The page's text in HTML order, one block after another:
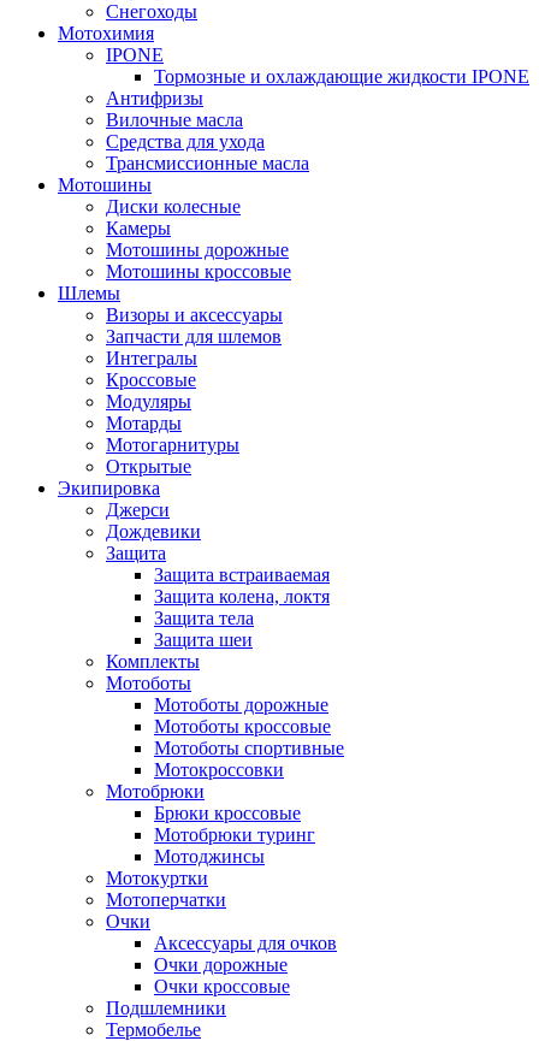
Снегоходы
Мотохимия
IPONE
Тормозные и охлаждающие жидкости IPONE
Антифризы
Вилочные масла
Средства для ухода
Трансмиссионные масла
Мотошины
Диски колесные
Камеры
Мотошины дорожные
Мотошины кроссовые
Шлемы
Визоры и аксессуары
Запчасти для шлемов
Интегралы
Кроссовые
Модуляры
Мотарды
Мотогарнитуры
Открытые
Экипировка
Джерси
Дождевики
Защита
Защита встраиваемая
Защита колена, локтя
Защита тела
Защита шеи
Комплекты
Мотоботы
Мотоботы дорожные
Мотоботы кроссовые
Мотоботы спортивные
Мотокроссовки
Мотобрюки
Брюки кроссовые
Мотобрюки туринг
Мотоджинсы
Мотокуртки
Мотоперчатки
Очки
Аксессуары для очков
Очки дорожные
Очки кроссовые
Подшлемники
Термобелье